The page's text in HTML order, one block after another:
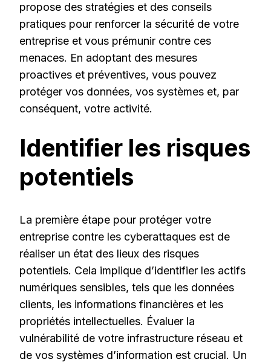
propose des stratégies et des conseils
pratiques pour renforcer la sécurité de votre
entreprise et vous prémunir contre ces
menaces. En adoptant des mesures
proactives et préventives, vous pouvez
protéger vos données, vos systèmes et, par
conséquent, votre activité.
Identifier les risques
potentiels
La première étape pour protéger votre
entreprise contre les cyberattaques est de
réaliser un état des lieux des risques
potentiels. Cela implique d’identifier les actifs
numériques sensibles, tels que les données
clients, les informations financières et les
propriétés intellectuelles. Évaluer la
vulnérabilité de votre infrastructure réseau et
de vos systèmes d’information est crucial. Un